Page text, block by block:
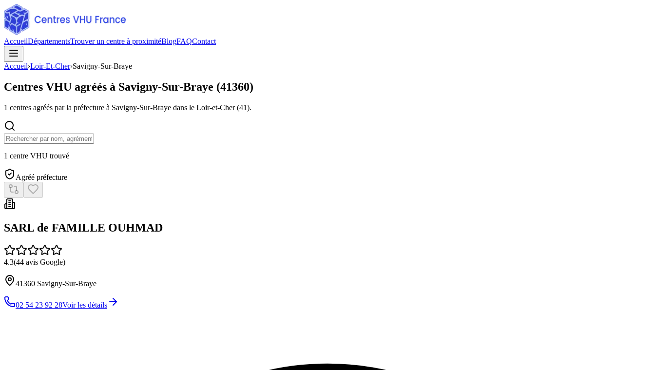
AccueilDépartementsTrouver un centre à proximitéBlogFAQContact
Accueil›Loir-Et-Cher›Savigny-Sur-Braye
Centres VHU agréés à Savigny-Sur-Braye (41360)
1 centres agréés par la préfecture à Savigny-Sur-Braye dans le Loir-et-Cher (41).
1 centre VHU trouvé
Agréé préfecture
SARL de FAMILLE OUHMAD
4.3(44 avis Google)
41360 Savigny-Sur-Braye
02 54 23 92 28Voir les détails